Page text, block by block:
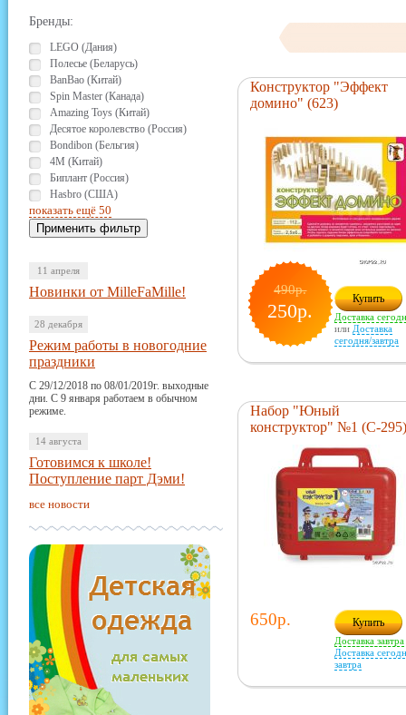
Бренды:
LEGO (Дания)
Полесье (Беларусь)
BanBao (Китай)
Spin Master (Канада)
Amazing Toys (Китай)
Десятое королевство (Россия)
Bondibon (Бельгия)
4M (Китай)
Биплант (Россия)
Hasbro (США)
показать ещё 50
11 апреля
Новинки от MilleFaMille!
28 декабря
Режим работы в новогодние
праздники
С 29/12/2018 по 08/01/2019г. выходные
дни. С 9 января работаем в обычном
режиме.
14 августа
Готовимся к школе!
Поступление парт Дэми!
все новости
Конструктор "Эффект
домино" (623)
490р.
250р.
Купить
Доставка
или Доставка
сегодня/завтра
Набор "Юный
конструктор" №1 (С-295)
650р. Купить
Доставка завтра
Доставка
завтра